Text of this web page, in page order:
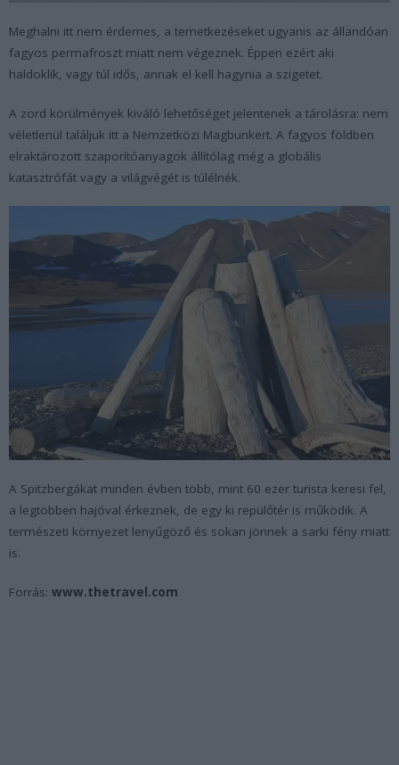
Meghalni itt nem érdemes, a temetkezéseket ugyanis az állandóan
fagyos permafroszt miatt nem végeznek. Éppen ezért aki
haldoklik, vagy túl idős, annak el kell hagynia a szigetet.
A zord körülmények kiváló lehetőséget jelentenek a tárolásra: nem
véletlenül találjuk itt a Nemzetközi Magbunkert. A fagyos földben
elraktározott szaporítóanyagok állítólag még a globális
katasztrófát vagy a világvégét is túlélnék.
A Spitzbergákat minden évben több, mint 60 ezer turista keresi fel,
a legtöbben hajóval érkeznek, de egy ki repülőtér is működik. A
természeti környezet lenyűgöző és sokan jönnek a sarki fény miatt
is.
Forrás: www.thetravel.com